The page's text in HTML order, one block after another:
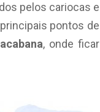
pelos cariocas e
pontos de
, onde ficar